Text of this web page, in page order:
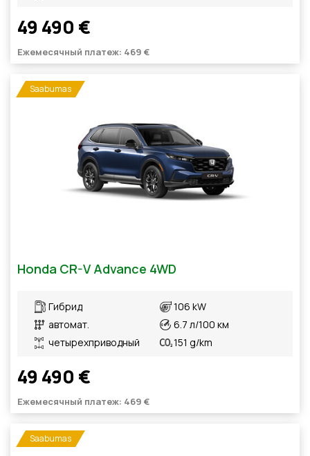
49 490 €
Ежемесячный платеж: 469 €
Saabumas
Honda CR-V Advance 4WD
Гибрид
автомат.
четырехприводный
106 kW
6.7 л/100 км
151 g/km
49 490 €
Ежемесячный платеж: 469 €
Saabumas